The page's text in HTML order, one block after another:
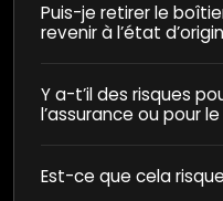
Puis-je retirer le
revenir à l’état
Y a-t’il des risques
l’assurance ou pour
Est-ce que cela